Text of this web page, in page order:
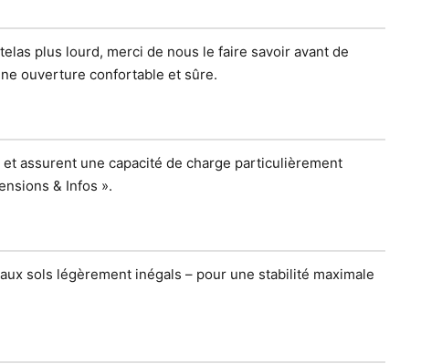
plus lourd, merci de nous le faire savoir avant de
ouverture confortable et sûre.
assurent une capacité de charge particulièrement
& Infos ».
sols légèrement inégals – pour une stabilité maximale